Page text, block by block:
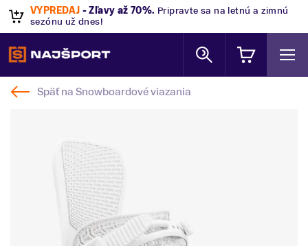
VÝPREDAJ - Zľavy až 70%. Pripravte sa na letnú a zimnú
sezónu už dnes!
Späť naSnowboardové viazania